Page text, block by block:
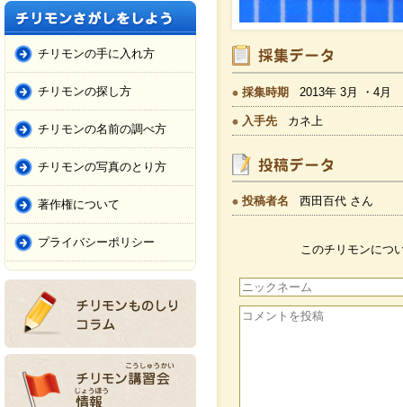
チリモンの手に入れ方
チリモンの探し方
チリモンの名前の調べ方
チリモンの写真のとり方
著作権について
プライバシーポリシー
採集時期 2013年 3月 ・4月
入手先 カネ上
投稿者名 西田百代 さん
このチリモンにつ